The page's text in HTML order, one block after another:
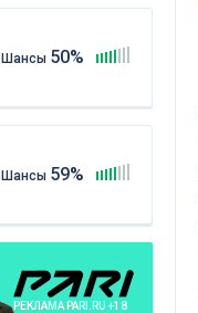
Шансы 50%
Шансы 59%
РЕКЛАМА PARI.RU +18